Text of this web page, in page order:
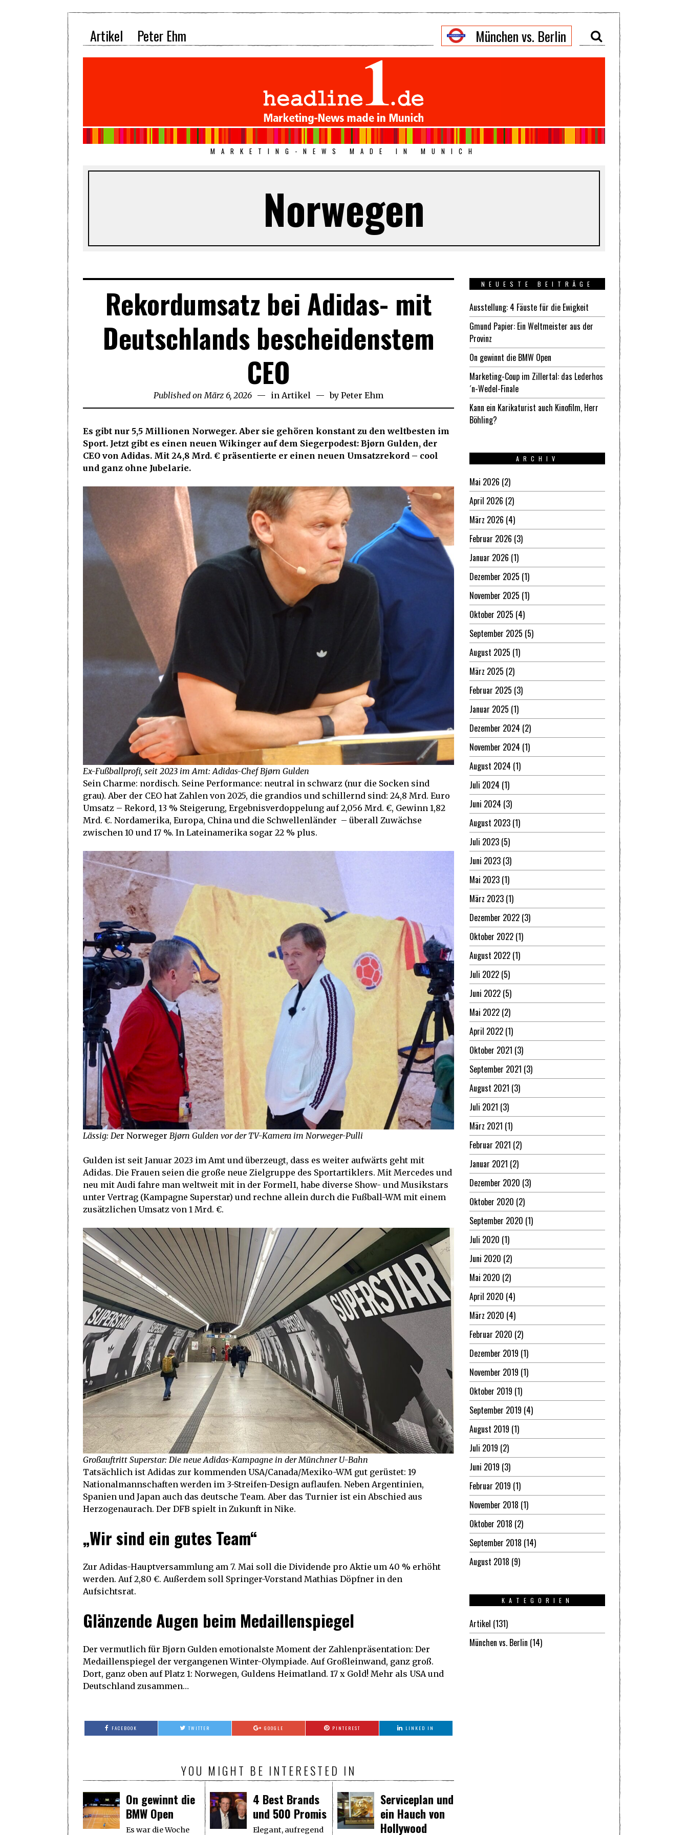
Artikel München vs. Berlin
Peter Ehm
MARKETING-NEWS MADE IN MUNICH
Norwegen
Rekordumsatz bei Adidas- mit
Deutschlands bescheidenstem
CEO
Published on März 6, 2026 März
6,
in Artikel by Peter Ehm
Es gibt nur 5,5 Millionen Norweger. Aber sie gehören konstant zu den weltbesten im
Sport. Jetzt gibt es einen neuen Wikinger auf dem Siegerpodest: Bjørn Gulden, der
CEO von Adidas. Mit 24,8 Mrd. € präsentierte er einen neuen Umsatzrekord – cool
und ganz ohne Jubelarie.
Ex-Fußballprofi, seit 2023 im Amt: Adidas-Chef Bjørn Gulden
Sein Charme: nordisch. Seine Performance: neutral in schwarz (nur die Socken sind
grau). Aber der CEO hat Zahlen von 2025, die grandios und schillernd sind: 24,8 Mrd. Euro
Umsatz – Rekord, 13 % Steigerung, Ergebnisverdoppelung auf 2,056 Mrd. €, Gewinn 1,82
Mrd. €. Nordamerika, Europa, China und die Schwellenländer – überall Zuwächse
zwischen 10 und 17 %. In Lateinamerika sogar 22 % plus.
Lässig: Der Norweger Bjørn Gulden vor der TV-Kamera im Norweger-Pulli
Gulden ist seit Januar 2023 im Amt und überzeugt, dass es weiter aufwärts geht mit
Adidas. Die Frauen seien die große neue Zielgruppe des Sportartiklers. Mit Mercedes und
neu mit Audi fahre man weltweit mit in der Formel1, habe diverse Show- und Musikstars
unter Vertrag (Kampagne Superstar) und rechne allein durch die Fußball-WM mit einem
zusätzlichen Umsatz von 1 Mrd. €.
Großauftritt Superstar: Die neue Adidas-Kampagne in der Münchner U-Bahn
Tatsächlich ist Adidas zur kommenden USA/Canada/Mexiko-WM gut gerüstet: 19
Nationalmannschaften werden im 3-Streifen-Design auflaufen. Neben Argentinien,
Spanien und Japan auch das deutsche Team. Aber das Turnier ist ein Abschied aus
Herzogenaurach. Der DFB spielt in Zukunft in Nike.
„Wir sind ein gutes Team“
Zur Adidas-Hauptversammlung am 7. Mai soll die Dividende pro Aktie um 40 % erhöht
werden. Auf 2,80 €. Außerdem soll Springer-Vorstand Mathias Döpfner in den
Aufsichtsrat.
Glänzende Augen beim Medaillenspiegel
Der vermutlich für Bjørn Gulden emotionalste Moment der Zahlenpräsentation: Der
Medaillenspiegel der vergangenen Winter-Olympiade. Auf Großleinwand, ganz groß.
Dort, ganz oben auf Platz 1: Norwegen, Guldens Heimatland. 17 x Gold! Mehr als USA und
Deutschland zusammen…
FACEBOOK TWITTER GOOGLE PINTEREST LINKED IN
YOU MIGHT BE INTERESTED IN
On gewinnt die
BMW Open
Es war die Woche
4 Best Brands
und 500 Promis
Elegant, aufregend
Serviceplan und
ein Hauch von
Hollywood
NEUESTE BEITRÄGE
Ausstellung: 4 Fäuste für die Ewigkeit
Gmund Papier: Ein Weltmeister aus der
Provinz
On gewinnt die BMW Open
Marketing-Coup im Zillertal: das Lederhos
´n-Wedel-Finale
Kann ein Karikaturist auch Kinofilm, Herr
Böhling?
ARCHIV
Mai 2026 (2)
April 2026 (2)
März 2026 (4)
Februar 2026 (3)
Januar 2026 (1)
Dezember 2025 (1)
November 2025 (1)
Oktober 2025 (4)
September 2025 (5)
August 2025 (1)
März 2025 (2)
Februar 2025 (3)
Januar 2025 (1)
Dezember 2024 (2)
November 2024 (1)
August 2024 (1)
Juli 2024 (1)
Juni 2024 (3)
August 2023 (1)
Juli 2023 (5)
Juni 2023 (3)
Mai 2023 (1)
März 2023 (1)
Dezember 2022 (3)
Oktober 2022 (1)
August 2022 (1)
Juli 2022 (5)
Juni 2022 (5)
Mai 2022 (2)
April 2022 (1)
Oktober 2021 (3)
September 2021 (3)
August 2021 (3)
Juli 2021 (3)
März 2021 (1)
Februar 2021 (2)
Januar 2021 (2)
Dezember 2020 (3)
Oktober 2020 (2)
September 2020 (1)
Juli 2020 (1)
Juni 2020 (2)
Mai 2020 (2)
April 2020 (4)
März 2020 (4)
Februar 2020 (2)
Dezember 2019 (1)
November 2019 (1)
Oktober 2019 (1)
September 2019 (4)
August 2019 (1)
Juli 2019 (2)
Juni 2019 (3)
Februar 2019 (1)
November 2018 (1)
Oktober 2018 (2)
September 2018 (14)
August 2018 (9)
KATEGORIEN
Artikel (131)
München vs. Berlin (14)